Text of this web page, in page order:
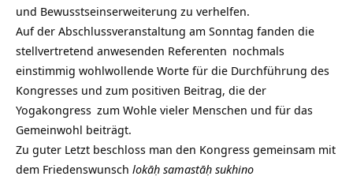
und Bewusstseinserweiterung zu verhelfen.
Auf der Abschlussveranstaltung am Sonntag fanden die
stellvertretend anwesenden Referenten nochmals
einstimmig wohlwollende Worte für die Durchführung des
Kongresses und zum positiven Beitrag, die der
Yogakongress zum Wohle vieler Menschen und für das
Gemeinwohl beiträgt.
Zu guter Letzt beschloss man den Kongress gemeinsam mit
dem Friedenswunsch lokāḥ samastāḥ sukhino